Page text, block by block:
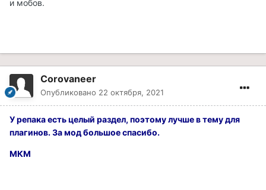
и мобов.
Corovaneer
Опубликовано 22 октября, 2021
У репака есть целый раздел, поэтому лучше в тему для
плагинов. За мод большое спасибо.
МКМ